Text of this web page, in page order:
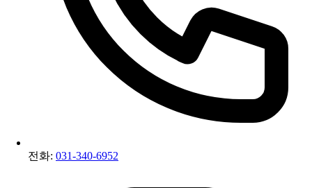
전화: 031-340-6952